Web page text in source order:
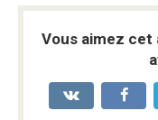
Vous aimez cet